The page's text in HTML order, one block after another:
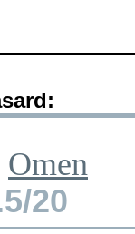
Omen
20